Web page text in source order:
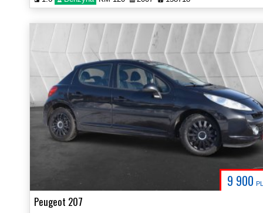
9 900
Peugeot 207